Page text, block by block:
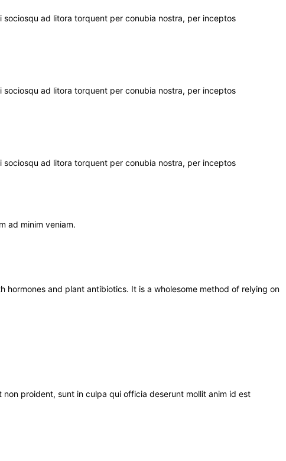
ad litora torquent per conubia nostra, per inceptos
ad litora torquent per conubia nostra, per inceptos
ad litora torquent per conubia nostra, per inceptos
ad minim veniam.
and plant antibiotics. It is a wholesome method of relying on
proident, sunt in culpa qui officia deserunt mollit anim id est